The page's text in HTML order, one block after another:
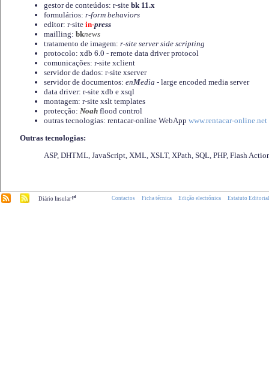
gestor de conteúdos: r-site bk 11.x
formulários: r-form behaviors
editor: r-site in-press
mailling: bknews
tratamento de imagem: r-site server side scripting
protocolo: xdb 6.0 - remote data driver protocol
comunicações: r-site xclient
servidor de dados: r-site xserver
servidor de documentos: enMedia - large encoded media server
data driver: r-site xdb e xsql
montagem: r-site xslt templates
protecção: Noah flood control
outras tecnologias: rentacar-online WebApp www.rentacar-online.net
Outras tecnologias:
ASP, DHTML, JavaScript, XML, XSLT, XPath, SQL, PHP, Flash
Diário Insular.pt Contactos Ficha técnica Edição electrónica Estatuto Editorial